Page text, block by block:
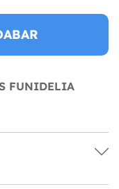
FUNIDELIA